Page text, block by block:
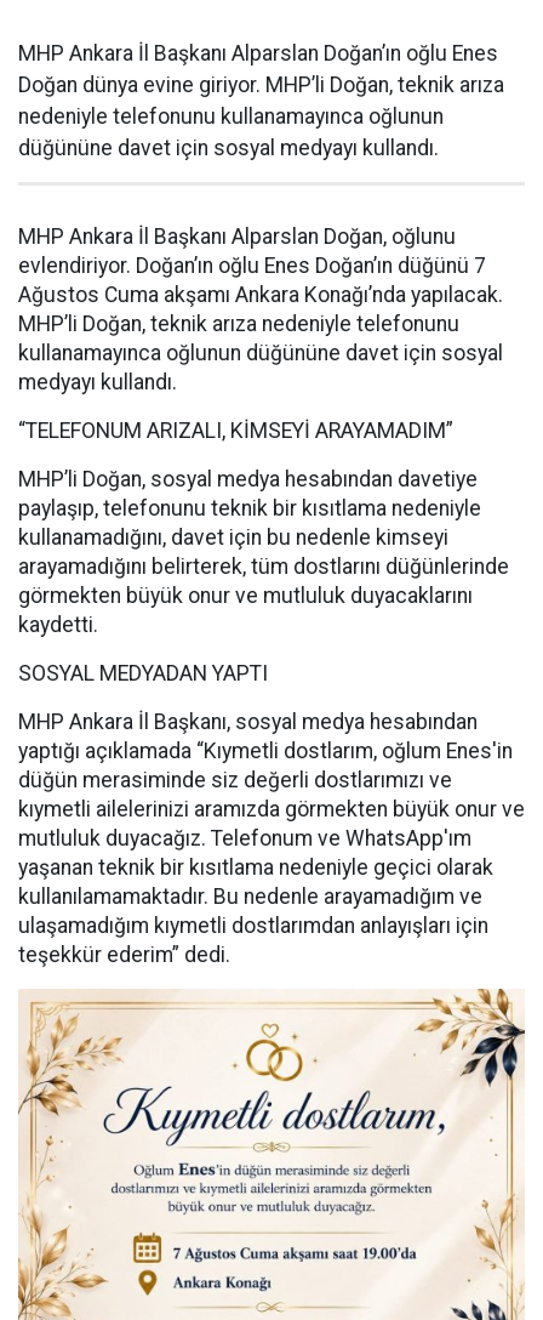
MHP Ankara İl Başkanı Alparslan Doğan’ın oğlu Enes
Doğan dünya evine giriyor. MHP’li Doğan, teknik arıza
nedeniyle telefonunu kullanamayınca oğlunun
düğününe davet için sosyal medyayı kullandı.
MHP Ankara İl Başkanı Alparslan Doğan, oğlunu
evlendiriyor. Doğan’ın oğlu Enes Doğan’ın düğünü 7
Ağustos Cuma akşamı Ankara Konağı’nda yapılacak.
MHP’li Doğan, teknik arıza nedeniyle telefonunu
kullanamayınca oğlunun düğününe davet için sosyal
medyayı kullandı.
“TELEFONUM ARIZALI, KİMSEYİ ARAYAMADIM”
MHP’li Doğan, sosyal medya hesabından davetiye
paylaşıp, telefonunu teknik bir kısıtlama nedeniyle
kullanamadığını, davet için bu nedenle kimseyi
arayamadığını belirterek, tüm dostlarını düğünlerinde
görmekten büyük onur ve mutluluk duyacaklarını
kaydetti.
SOSYAL MEDYADAN YAPTI
MHP Ankara İl Başkanı, sosyal medya hesabından
yaptığı açıklamada “Kıymetli dostlarım, oğlum Enes'in
düğün merasiminde siz değerli dostlarımızı ve
kıymetli ailelerinizi aramızda görmekten büyük onur ve
mutluluk duyacağız. Telefonum ve WhatsApp'ım
yaşanan teknik bir kısıtlama nedeniyle geçici olarak
kullanılamamaktadır. Bu nedenle arayamadığım ve
ulaşamadığım kıymetli dostlarımdan anlayışları için
teşekkür ederim” dedi.